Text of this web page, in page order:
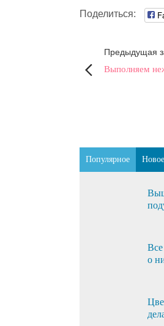
Поделиться:
Предыдущая
Выполняем
Популярное Новое
Все
о